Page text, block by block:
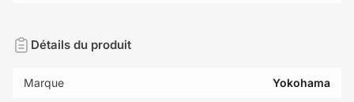
Détails du produit
Marque Yokohama